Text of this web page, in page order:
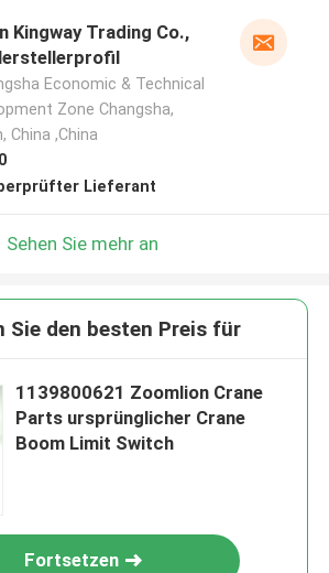
Kingway Trading Co.,
Economic & Technical
Zone Changsha,
China ,China
Lieferant
Sehen Sie mehr an
Sie den besten Preis für
1139800621 Zoomlion Crane
Parts ursprünglicher Crane
Boom Limit Switch
Fortsetzen